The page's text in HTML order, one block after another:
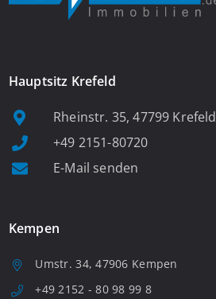
Hauptsitz Krefeld
Rheinstr. 35, 47799 Krefeld
+49 2151-80720
E-Mail senden
Kempen
Umstr. 34, 47906 Kempen
+49 2152 - 80 98 99 8